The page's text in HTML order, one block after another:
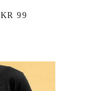
SALGSPRIS
KR 99